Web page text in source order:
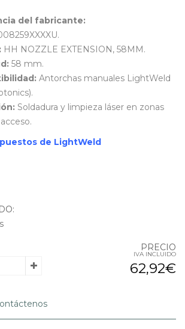
del fabricante:
HH NOZZLE EXTENSION, 58MM.
58 mm.
Antorchas manuales LightWeld
Soldadura y limpieza láser en zonas
de LightWeld
PRECIO
IVA INCLUIDO
62,92€